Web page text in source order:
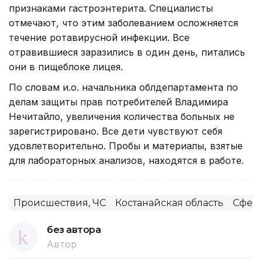
признаками гастроэнтерита. Специалисты
отмечают, что этим заболеванием осложняется
течение ротавирусной инфекции. Все
отравившиеся заразились в один день, питались
они в пищеблоке лицея.
По словам и.о. начальника облдепартамента по
делам защиты прав потребителей Владимира
Нечитайло, увеличения количества больных не
зарегистрировано. Все дети чувствуют себя
удовлетворительно. Пробы и материалы, взятые
для лабораторных анализов, находятся в работе.
Происшествия, ЧС Костанайская область
без автора
Автор